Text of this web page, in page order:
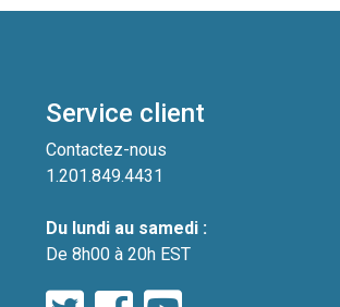
Service client
Contactez-nous
1.201.849.4431
Du lundi au samedi :
De 8h00 à 20h EST